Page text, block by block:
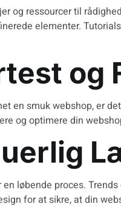
og ressourcer til
elementer.
og
en smuk webshop, er
og optimere din
løbende proces.
for at sikre, at din